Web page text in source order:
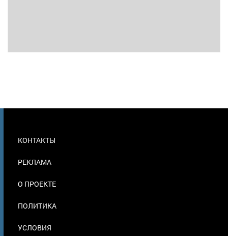
В
КОНТАКТЫ
РЕКЛАМА
О ПРОЕКТЕ
ПОЛИТИКА
УСЛОВИЯ